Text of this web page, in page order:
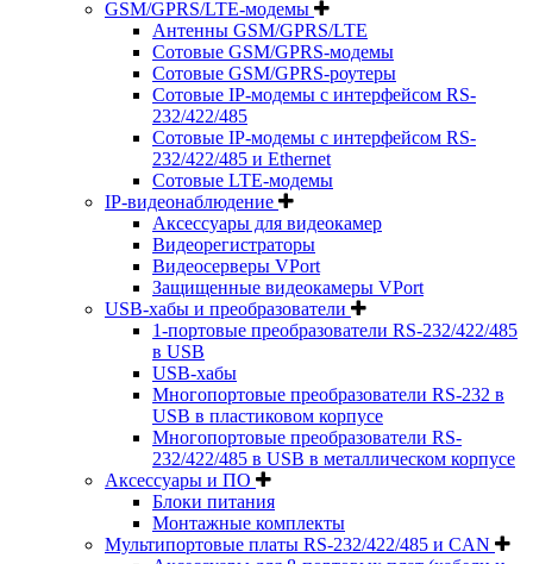
GSM/GPRS/LTE-модемы
Антенны GSM/GPRS/LTE
Сотовые GSM/GPRS-модемы
Сотовые GSM/GPRS-роутеры
Сотовые IP-модемы с интерфейсом RS-
232/422/485
Сотовые IP-модемы с интерфейсом RS-
232/422/485 и Ethernet
Сотовые LTE-модемы
IP-видеонаблюдение
Аксессуары для видеокамер
Видеорегистраторы
Видеосерверы VPort
Защищенные видеокамеры VPort
USB-хабы и преобразователи
1-портовые преобразователи RS-232/422/485
в USB
USB-хабы
Многопортовые преобразователи RS-232 в
USB в пластиковом корпусе
Многопортовые преобразователи RS-
232/422/485 в USB в металлическом корпусе
Аксессуары и ПО
Блоки питания
Монтажные комплекты
Мультипортовые платы RS-232/422/485 и CAN